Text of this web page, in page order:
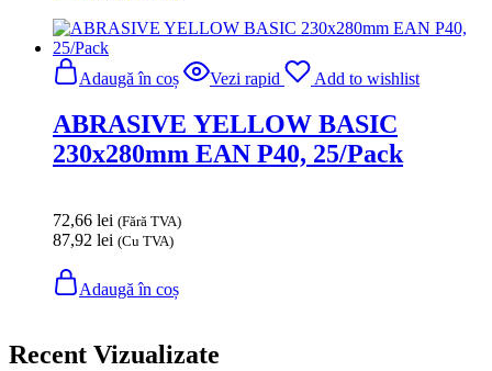
Adaugă în coș Vezi rapid Add to wishlist
ABRASIVE YELLOW BASIC
230x280mm EAN P40, 25/Pack
72,66 lei (Fără TVA)
87,92 lei (Cu TVA)
Adaugă în coș
Recent Vizualizate